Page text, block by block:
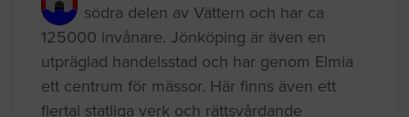
södra delen av Vättern och har ca
125000 invånare. Jönköping är även en
utpräglad handelsstad och har genom Elmia
ett centrum för mässor. Här finns även ett
flertal statliga verk och rättsvårdande